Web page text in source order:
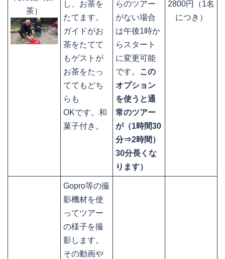
茶）
し、お茶を
たてます。
ガイドがお
茶をたてて
もゲストが
お茶をたっ
ててもどち
らも
OKです。和
菓子付き。
らのツアー
がない場合
は午後1時か
らスタート
に変更可能
です。
この
オプション
を使うと通
常のツアー
が（1時間30
分⇒2時間）
30分長くな
ります）
2800円（1名
につき）
Gopro等の撮
影機材を使
ってツアー
の様子を撮
影します。
その動画や